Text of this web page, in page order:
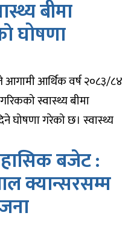
बीमा
घोषणा
आगामी आर्थिक वर्ष २०८३/८४
स्वास्थ्य बीमा
घोषणा गरेको छ। स्वास्थ्य
बजेट :
क्यान्सरसम्म